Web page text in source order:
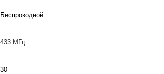
Беспроводной
433 МГц
30